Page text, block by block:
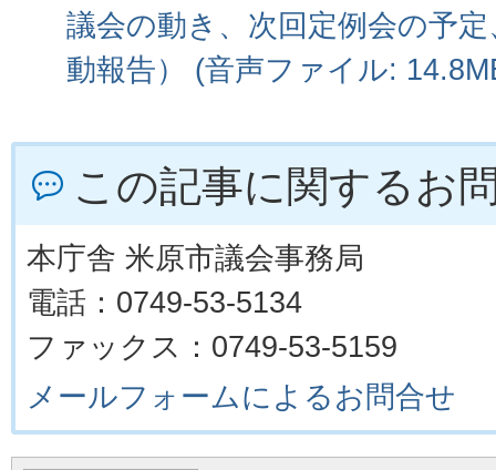
議会の動き、次回定例会の予
動報告） (音声ファイル:
この記事に関するお
本庁舎 米原市議会事務局
電話：0749-53-5134
ファックス：0749-53-5159
メールフォームによるお問合せ